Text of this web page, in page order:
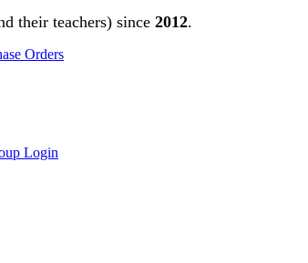
their teachers) since 2012.
Orders
Login